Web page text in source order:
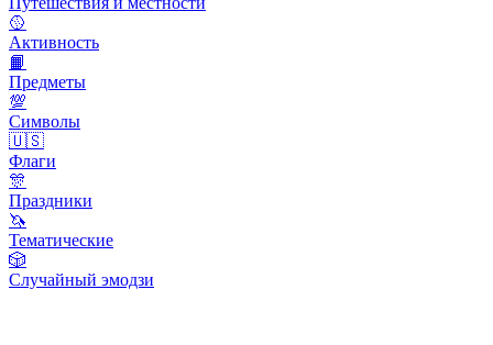
🥎
Активность
📙
Предметы
💯
Символы
🇺🇸
Флаги
🎊
Праздники
🦄
Тематические
🎲
Случайный эмодзи